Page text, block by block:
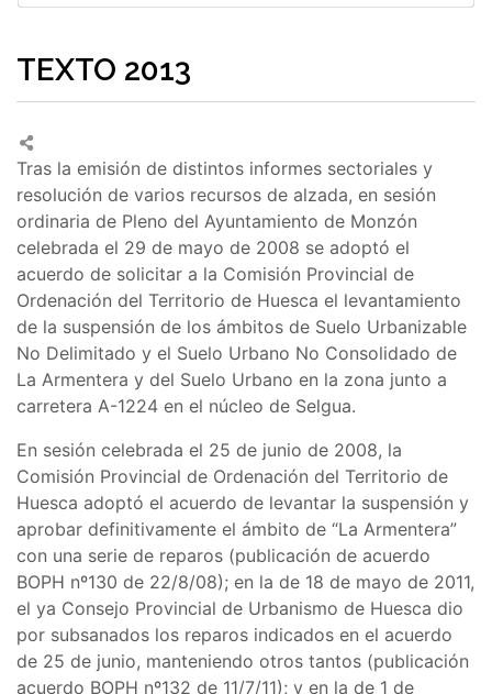
TEXTO 2013
Tras la emisión de distintos informes sectoriales y
resolución de varios recursos de alzada, en sesión
ordinaria de Pleno del Ayuntamiento de Monzón
celebrada el 29 de mayo de 2008 se adoptó el
acuerdo de solicitar a la Comisión Provincial de
Ordenación del Territorio de Huesca el levantamiento
de la suspensión de los ámbitos de Suelo Urbanizable
No Delimitado y el Suelo Urbano No Consolidado de
La Armentera y del Suelo Urbano en la zona junto a
carretera A-1224 en el núcleo de Selgua.
En sesión celebrada el 25 de junio de 2008, la
Comisión Provincial de Ordenación del Territorio de
Huesca adoptó el acuerdo de levantar la suspensión y
aprobar definitivamente el ámbito de “La Armentera”
con una serie de reparos (publicación de acuerdo
BOPH nº130 de 22/8/08); en la de 18 de mayo de 2011,
el ya Consejo Provincial de Urbanismo de Huesca dio
por subsanados los reparos indicados en el acuerdo
de 25 de junio, manteniendo otros tantos (publicación
acuerdo BOPH nº132 de 11/7/11); y en la de 1 de